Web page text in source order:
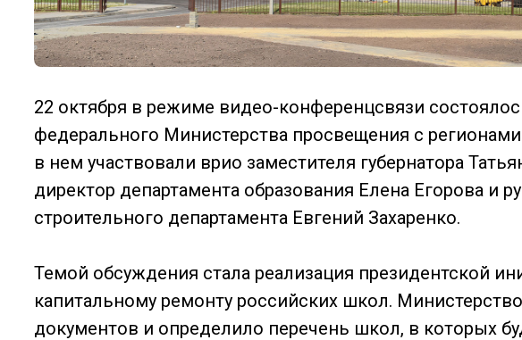
22 октября в режиме видео-конференцсвязи
федерального Министерства просвещения с
в нем участвовали врио заместителя губернатора
директор департамента образования Елена Егорова и
строительного департамента Евгений Захаренко.
Темой обсуждения стала реализация президентской
капитальному ремонту российских школ.
документов и определило перечень школ, в которых